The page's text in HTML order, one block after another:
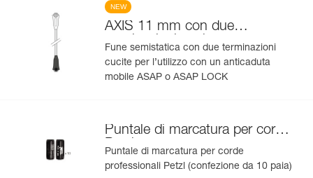
NEW
AXIS 11 mm con due
terminazioni cucite
Fune semistatica con due terminazioni
cucite per l’utilizzo con un anticaduta
mobile ASAP o ASAP LOCK
Puntale di marcatura per corde
Petzl
Puntale di marcatura per corde
professionali Petzl (confezione da 10 paia)